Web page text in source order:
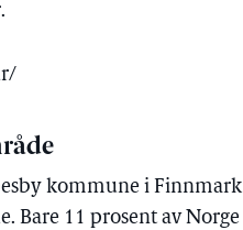
kommune i Finnmark
Bare 11 prosent av Norge